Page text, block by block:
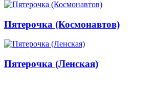
Пятерочка (Космонавтов)
Пятерочка (Ленская)